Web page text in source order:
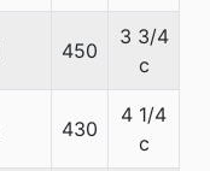
450
3 3/4
c
430
4 1/4
c